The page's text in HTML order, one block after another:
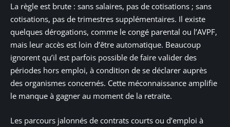
La règle est brute : sans salaires, pas de cotisations ; sans
cotisations, pas de trimestres supplémentaires. Il existe
quelques dérogations, comme le congé parental ou l’AVPF,
mais leur accès est loin d’être automatique. Beaucoup
ignorent qu’il est parfois possible de faire valider des
périodes hors emploi, à condition de se déclarer auprès
des organismes concernés. Cette méconnaissance amplifie
le manque à gagner au moment de la retraite.
Les parcours jalonnés de contrats courts ou d’emploi à